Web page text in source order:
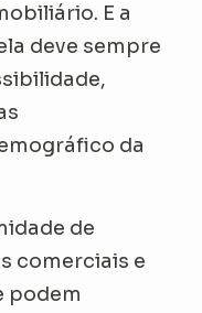
E a
deve sempre
da
de
comerciais e
podem